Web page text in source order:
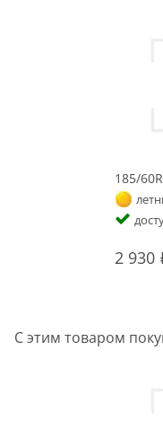
185/
2 930
С этим товаром